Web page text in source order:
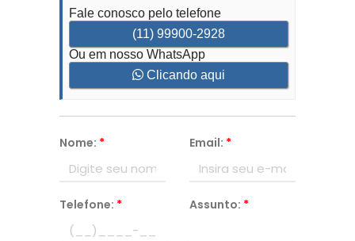
Fale conosco pelo telefone
(11) 99900-2928
Ou em nosso WhatsApp
Clicando aqui
Nome: * Email: *
Telefone: * Assunto: *